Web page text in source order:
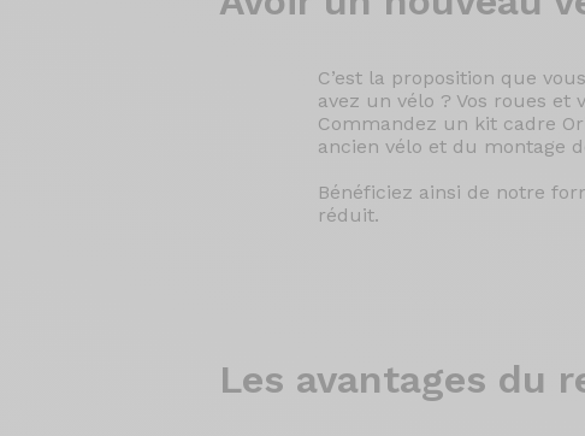
C’est la proposition que
avez un vélo ? Vos roues
Commandez un kit cadre
ancien vélo et du montage
Bénéficiez ainsi de notre
réduit.
Les avantages du